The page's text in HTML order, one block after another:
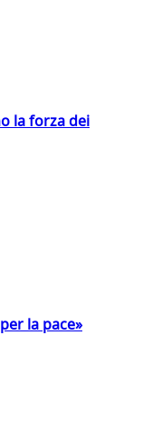
la forza dei
la pace»